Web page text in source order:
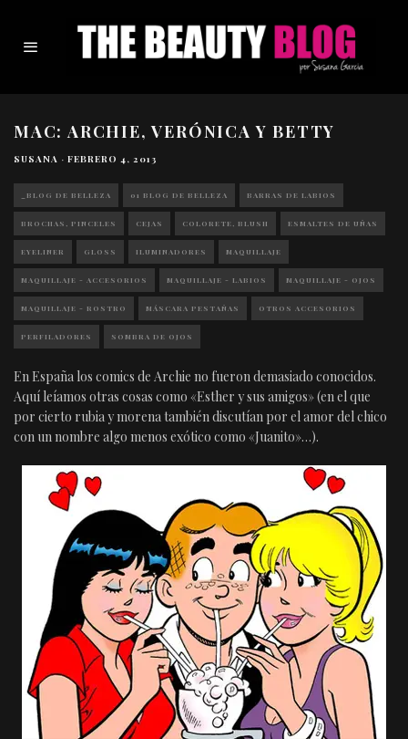
MAC: ARCHIE, VERÓNICA Y BETTY
SUSANA · FEBRERO 4, 2013
_BLOG DE BELLEZA 01 BLOG DE BELLEZA BARRAS DE LABIOS
BROCHAS, PINCELES CEJAS COLORETE, BLUSH ESMALTES DE UÑAS
EYELINER GLOSS ILUMINADORES MAQUILLAJE
MAQUILLAJE - ACCESORIOS MAQUILLAJE - LABIOS MAQUILLAJE - OJOS
MAQUILLAJE - ROSTRO MÁSCARA PESTAÑAS OTROS ACCESORIOS
PERFILADORES SOMBRA DE OJOS
En España los comics de Archie no fueron demasiado conocidos.
Aquí leíamos otras cosas como «Esther y sus amigos» (en el que
por cierto rubia y morena también discutían por el amor del chico
con un nombre algo menos exótico como «Juanito»…).